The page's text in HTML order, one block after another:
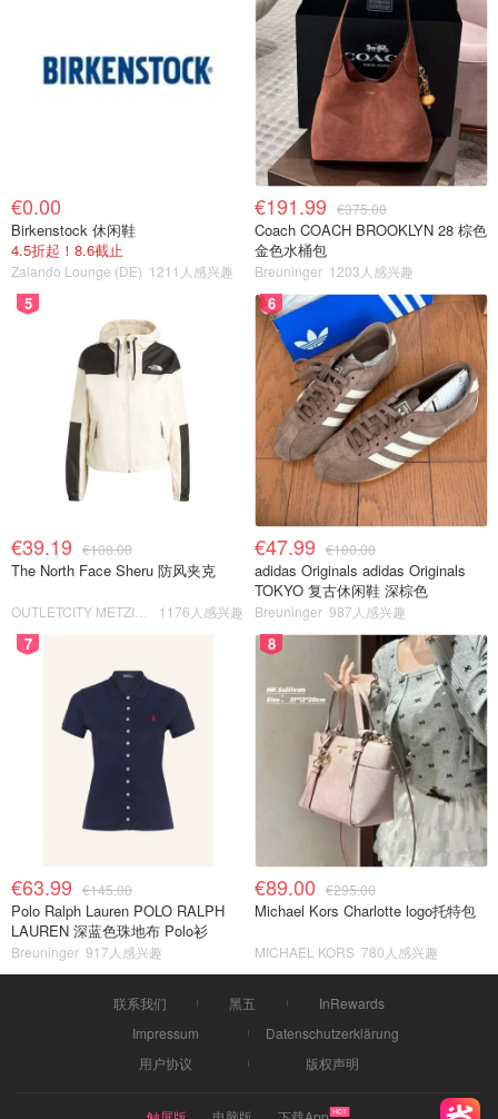
€0.00
Birkenstock 休闲鞋
4.5折起！8.6截止
Zalando Lounge (DE) 1211人感兴趣
€191.99 €375.00
Coach COACH BROOKLYN 28 棕色
金色水桶包
Breuninger 1203人感兴趣
5
€39.19 €100.00
The North Face Sheru 防风夹克
1176人感兴趣
6
€47.99 €100.00
adidas Originals adidas Originals
TOKYO 复古休闲鞋 深棕色
Breuninger 987人感兴趣
7
€63.99 €145.00
Polo Ralph Lauren POLO RALPH
LAUREN 深蓝色珠地布 Polo衫
Breuninger 917人感兴趣
8
€89.00 €295.00
Michael Kors Charlotte logo托特包
MICHAEL KORS 780人感兴趣
联系我们 黑五
InRewards
Impressum
Datenschutzerklärung
用户协议
版权声明